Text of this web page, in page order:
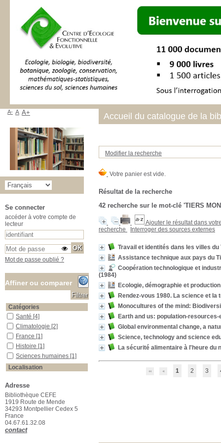
Modifier la recherche
Résultat de la recherche
42 recherche sur le mot-clé 'TIERS
Ajouter le résultat dans
recherche
Interroger des sources externes
Travail et identités dans les villes
Assistance technique aux pays du
Coopération technologique et
(1984)
Ecologie, démographie et
Rendez-vous 1980. La science et
Monocultures of the mind:
Earth and us: population-
Global environmental change, a
Science, technology and science
La sécurité alimentaire à l'heure du
1 2 3
Accueil du catalogue de la
A- A A+
Se connecter
accéder à votre compte de
lecteur
Mot de passe oublié ?
Affiner ou comparer
Catégories
SantéSanté [4]
Climatologie
Climatologie [2]
FranceFrance [1]
Histoire
Histoire [1]
Sciences humaines
Sciences humaines [1]
Localisation
Salle des périodiques Le Houérou
Salle des périodiques Le
Houérou[6]
Section
01_Agriculture
01_Agriculture
08_Divers
08_Divers
10_Géographie
10_Géographie
Adresse
Bibliothèque CEFE
1919 Route de Mende
34293 Montpellier Cedex 5
France
04.67.61.32.08
contact